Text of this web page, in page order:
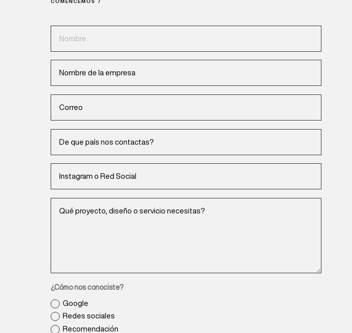
COMENCEMOS /
¿Cómo nos conociste?
Google
Redes sociales
Recomendación